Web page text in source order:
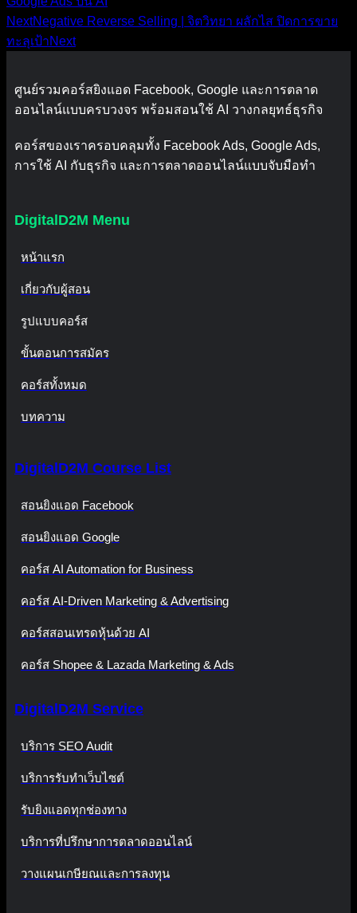
NextNegative Reverse Selling | จิตวิทยา ผลักไส ปิดการขาย
ทะลุเป้าNext
ศูนย์รวมคอร์สยิงแอด Facebook, Google และการตลาด
ออนไลน์แบบครบวงจร พร้อมสอนใช้ AI วางกลยุทธ์ธุรกิจ
คอร์สของเราครอบคลุมทั้ง Facebook Ads, Google Ads,
การใช้ AI กับธุรกิจ และการตลาดออนไลน์แบบจับมือทำ
DigitalD2M Menu
หน้าแรก
เกี่ยวกับผู้สอน
รูปแบบคอร์ส
ขั้นตอนการสมัคร
คอร์สทั้งหมด
บทความ
DigitalD2M Course List
สอนยิงแอด Facebook
สอนยิงแอด Google
คอร์ส AI Automation for Business
คอร์ส AI-Driven Marketing & Advertising
คอร์สสอนเทรดหุ้นด้วย AI
คอร์ส Shopee & Lazada Marketing & Ads
DigitalD2M Service
บริการ SEO Audit
บริการรับทำเว็บไซต์
รับยิงแอดทุกช่องทาง
บริการที่ปรึกษาการตลาดออนไลน์
วางแผนเกษียณและการลงทุน